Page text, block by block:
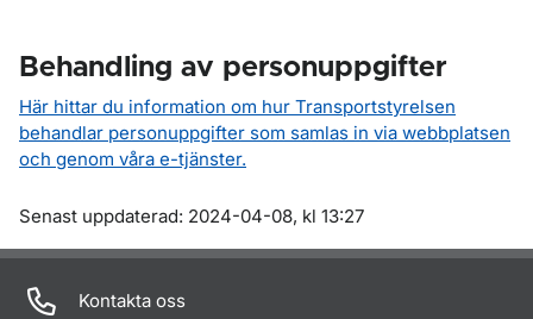
Behandling av personuppgifter
Här hittar du information om hur Transportstyrelsen
behandlar personuppgifter som samlas in via webbplatsen
och genom våra e-tjänster.
Om sidan
Senast uppdaterad: 2024-04-08, kl 13:27
Kontakta oss